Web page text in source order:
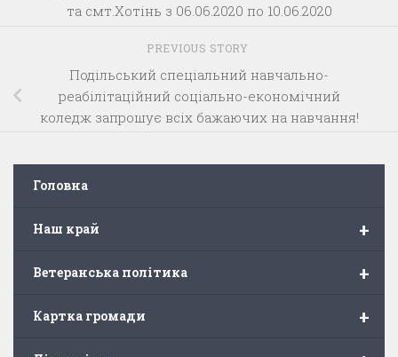
та смт.Хотінь з 06.06.2020 по 10.06.2020
PREVIOUS STORY
Подільський спеціальний навчально-
реабілітаційний соціально-економічний
коледж запрошує всіх бажаючих на навчання!
Головна
+
Наш край
+
Ветеранська політика
+
Картка громади